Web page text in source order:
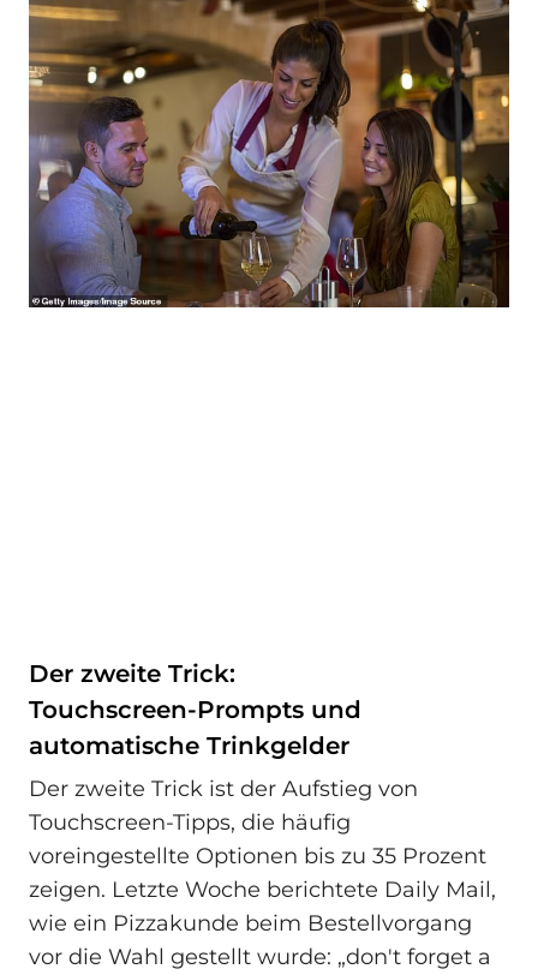
Der zweite Trick:
Touchscreen‑Prompts und
automatische Trinkgelder
Der zweite Trick ist der Aufstieg von
Touchscreen‑Tipps, die häufig
voreingestellte Optionen bis zu 35 Prozent
zeigen. Letzte Woche berichtete Daily Mail,
wie ein Pizzakunde beim Bestellvorgang
vor die Wahl gestellt wurde: „don't forget a